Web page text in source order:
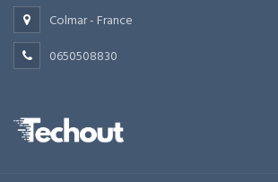
Colmar - France
0650508830